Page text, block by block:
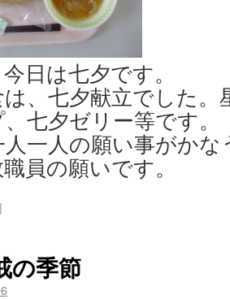
日は七夕です。
、七夕献立でした
七夕ゼリー等です。
一人の願い事がか
員の願いです。
|
の季節